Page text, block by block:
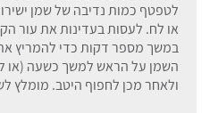
לטפטף כמות נדיבה של שמן
או לח. לעסות בעדינות את עור
במשך מספר דקות כדי להמריץ
השמן על הראש למשך כשעה (או
ולאחר מכן לחפוף היטב. מומלץ לשימוש 1-2